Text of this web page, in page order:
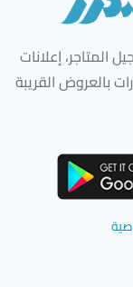
إعلانات
بالعروض القريبة